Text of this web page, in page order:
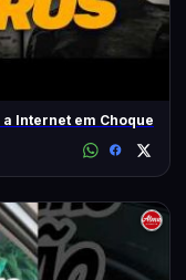
Internet em Choque